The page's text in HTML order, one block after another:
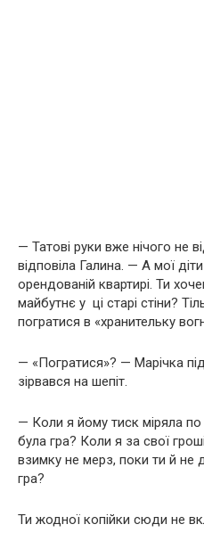
— Татові руки вже нічого не
відповіла Галина. — А мої
орендованій квартирі. Ти
майбутнє у ці старі стіни?
погратися в «хранительку
— «Погратися»? — Марічка
зірвався на шепіт.
— Коли я йому тиск міряла по
була гра? Коли я за свої
взимку не мерз, поки ти й
гра?
Ти жодної копійки сюди не